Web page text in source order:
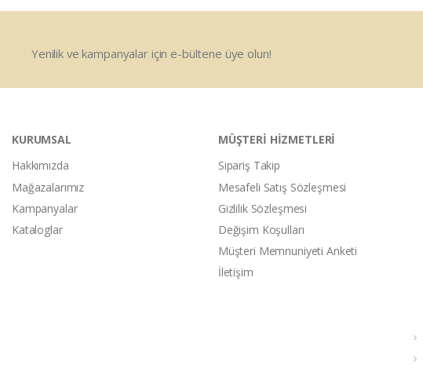
Yenilik ve kampanyalar için e-bültene üye olun!
KURUMSAL
Hakkımızda
Mağazalarımız
Kampanyalar
Kataloglar
MÜŞTERİ HİZMETLERİ
Sipariş Takip
Mesafeli Satış Sözleşmesi
Gizlilik Sözleşmesi
Değişim Koşulları
Müşteri Memnuniyeti Anketi
İletişim